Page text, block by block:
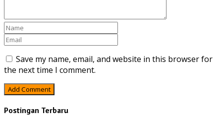
Save my name, email, and website in this browser for
the next time I comment.
Postingan Terbaru